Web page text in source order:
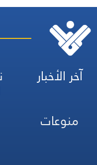
آخر الأخبار
منوعات